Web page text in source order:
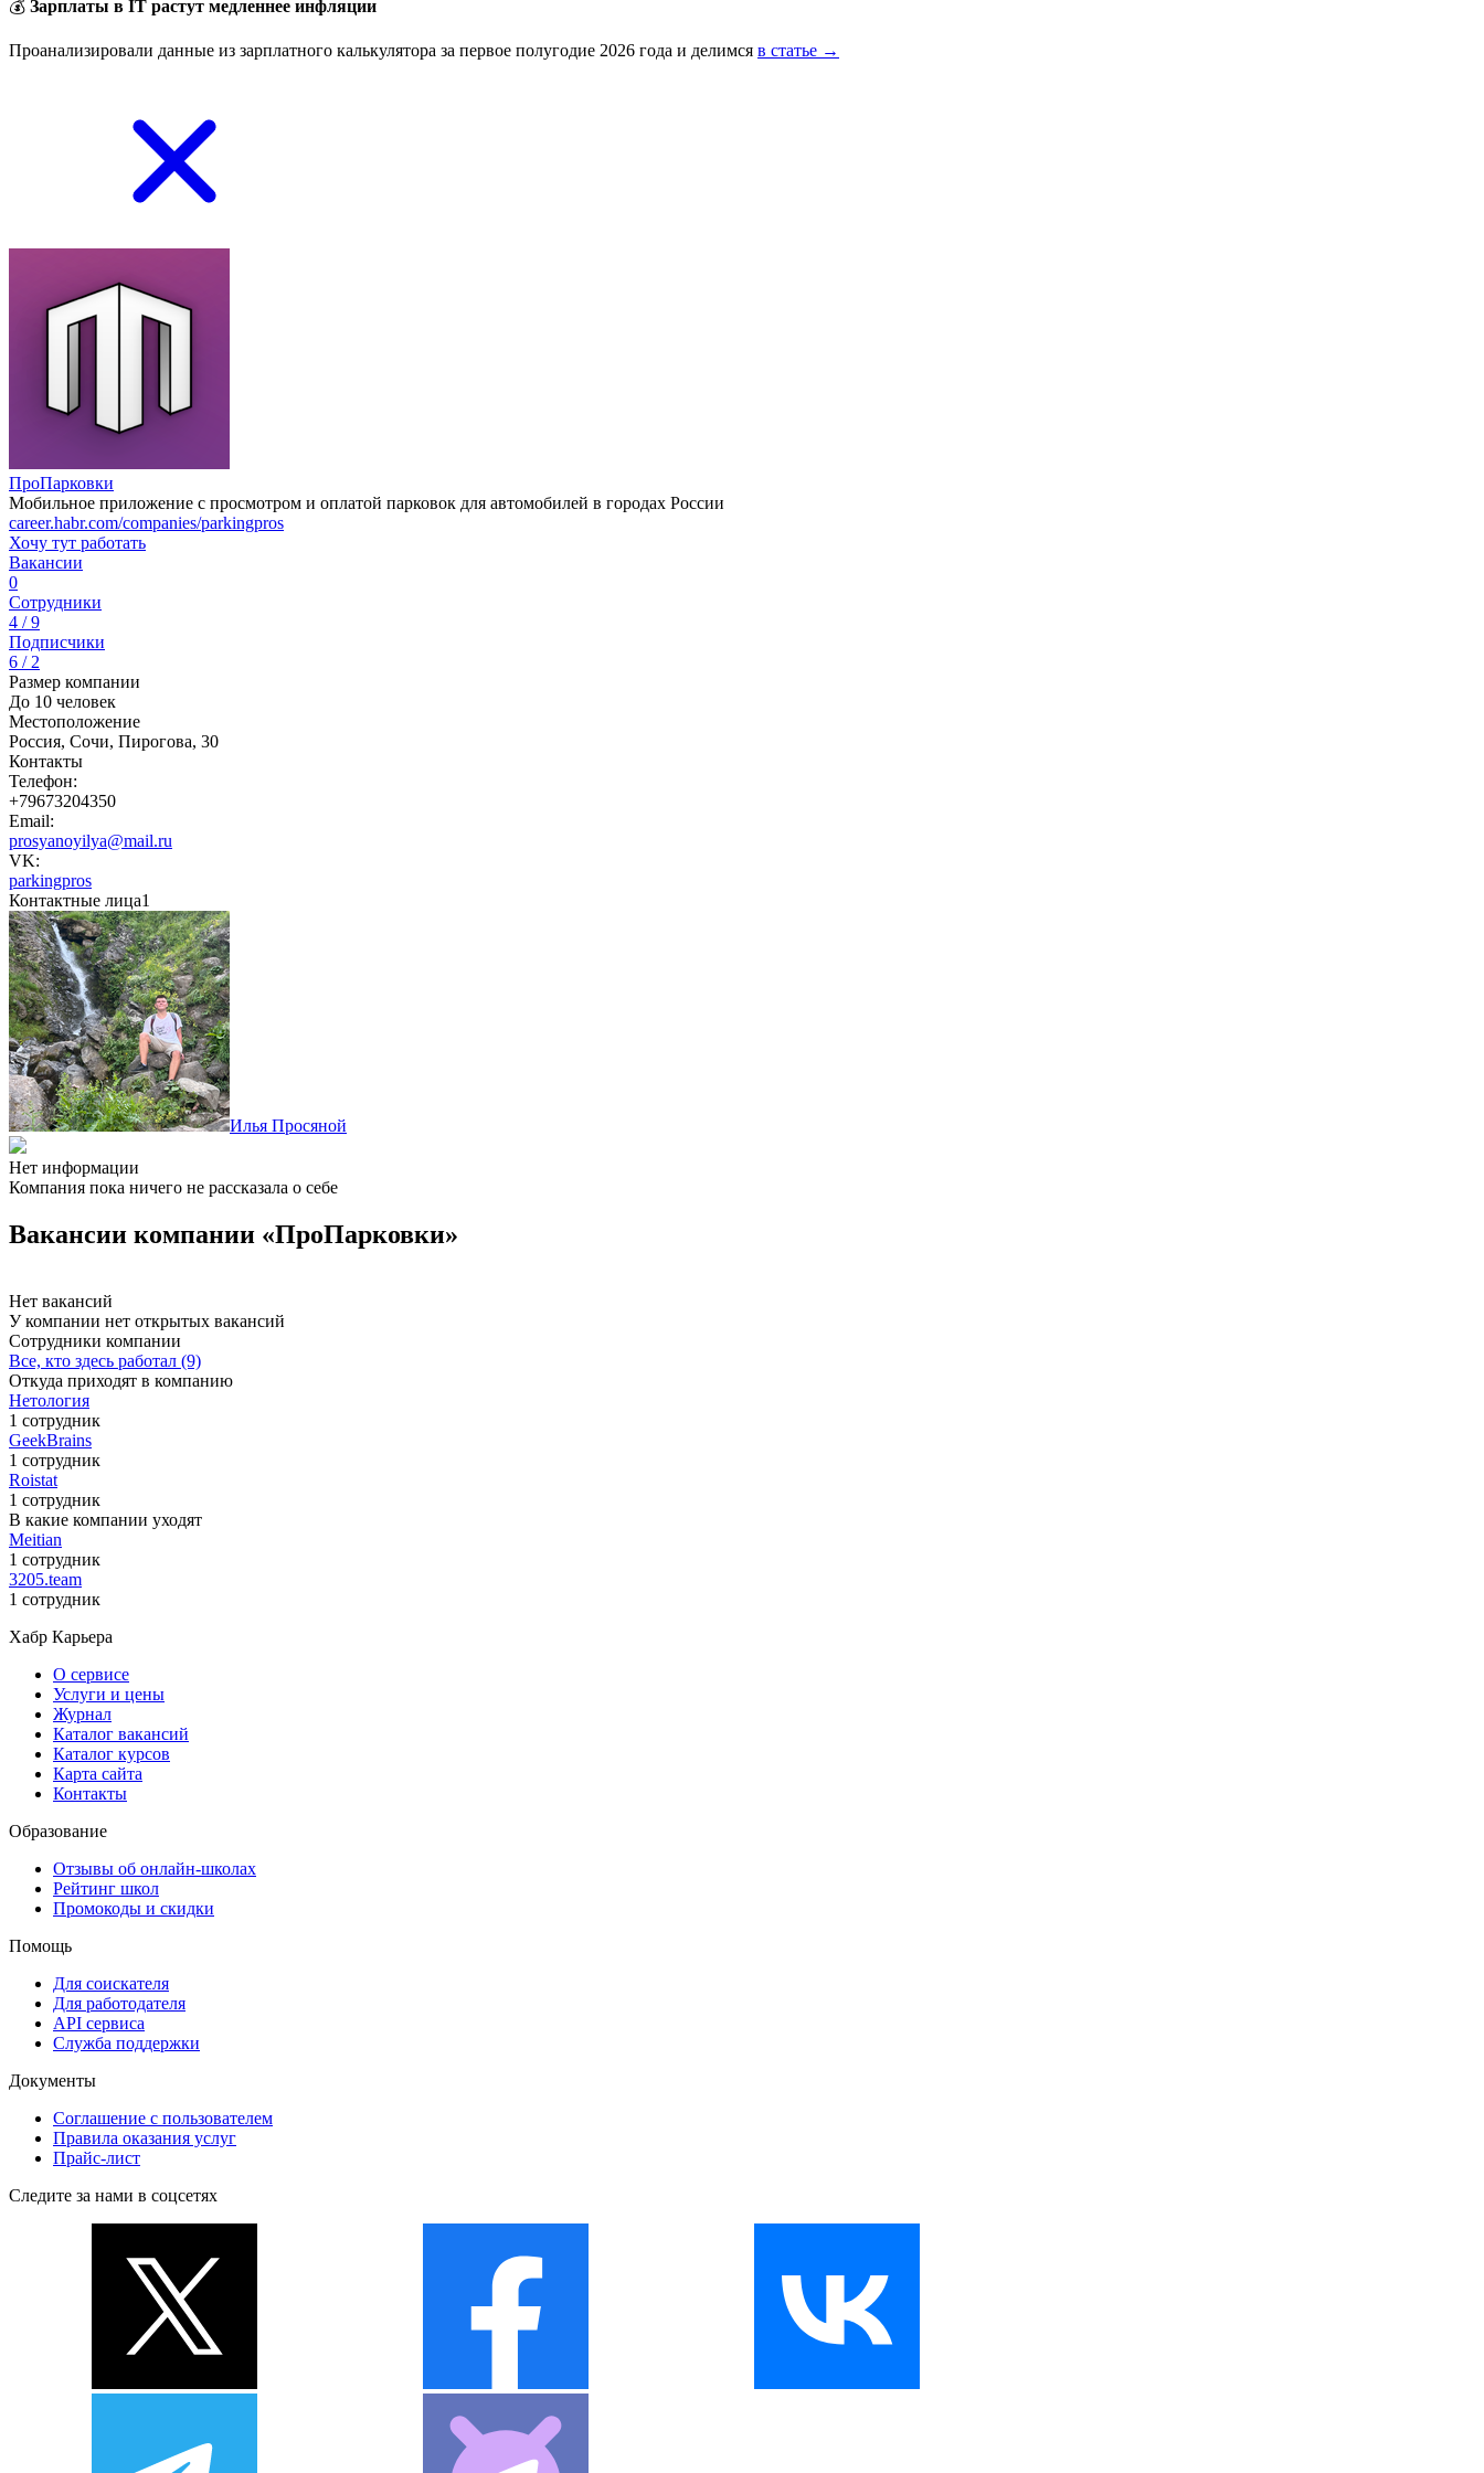
💰 Зарплаты в IT растут медленнее инфляции
Проанализировали данные из зарплатного калькулятора за первое полугодие 2026 года и делимся в статье →
ПроПарковки
Мобильное приложение с просмотром и оплатой парковок для автомобилей в городах России
career.habr.com/companies/parkingpros
Хочу тут работать
Вакансии
0
Сотрудники
4 / 9
Подписчики
6 / 2
Размер компании
До 10 человек
Местоположение
Россия, Сочи, Пирогова, 30
Контакты
Телефон:
+79673204350
Email:
prosyanoyilya@mail.ru
VK:
parkingpros
Контактные лица1
Илья Просяной
Нет информации
Компания пока ничего не рассказала о себе
Вакансии компании «ПроПарковки»
Нет вакансий
У компании нет открытых вакансий
Сотрудники компании
Все, кто здесь работал (9)
Откуда приходят в компанию
Нетология
1 сотрудник
GeekBrains
1 сотрудник
Roistat
1 сотрудник
В какие компании уходят
Meitian
1 сотрудник
3205.team
1 сотрудник
Хабр Карьера
О сервисе
Услуги и цены
Журнал
Каталог вакансий
Каталог курсов
Карта сайта
Контакты
Образование
Отзывы об онлайн-школах
Рейтинг школ
Промокоды и скидки
Помощь
Для соискателя
Для работодателя
API сервиса
Служба поддержки
Документы
Соглашение с пользователем
Правила оказания услуг
Прайс-лист
Следите за нами в соцсетях